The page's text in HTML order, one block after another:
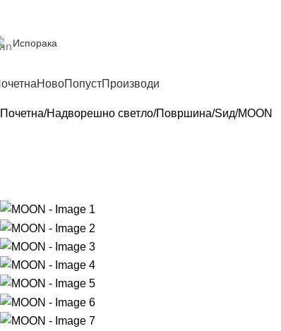
Испорака
НовоПопустПроизводи
Почетна Надворешно светло Површина Ѕид MOON